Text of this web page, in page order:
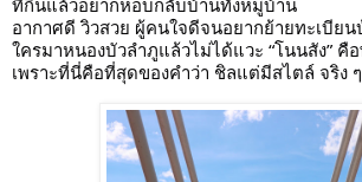
อากาศดี วิวสวย ผู้คนใจดีจนอยากย้ายทะเบีย
ใครมาหนองบัวลำภูแล้วไม่ได้แวะ “โนนสัง” คื
เพราะที่นี่คือที่สุดของคำว่า ชิลแต่มีสไตล์ จริง ๆ